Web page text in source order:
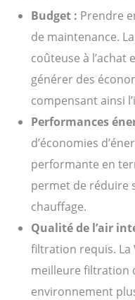
Budget : Prendre
de maintenance.
coûteuse à l’achat
générer des
compensant ainsi
Performances
d’économies
performante en
permet de réduire
chauffage.
Qualité de l’air
filtration requis. La
meilleure filtration
environnement